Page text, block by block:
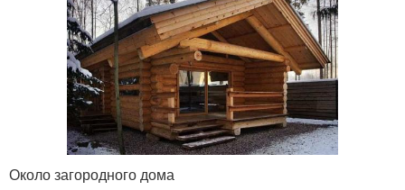
Около загородного дома